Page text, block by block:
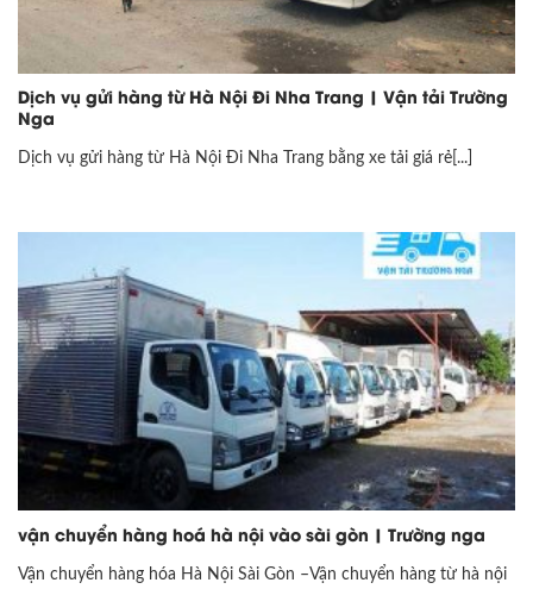
Dịch vụ gửi hàng từ Hà Nội Đi Nha Trang | Vận tải Trường
Nga
Dịch vụ gửi hàng từ Hà Nội Đi Nha Trang bằng xe tải giá rẻ[...]
vận chuyển hàng hoá hà nội vào sài gòn | Trường nga
Vận chuyển hàng hóa Hà Nội Sài Gòn –Vận chuyển hàng từ hà nội